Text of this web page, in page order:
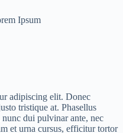
Ipsum
adipiscing elit. Donec
tristique at. Phasellus
dui pulvinar ante, nec
et urna cursus, efficitur tortor